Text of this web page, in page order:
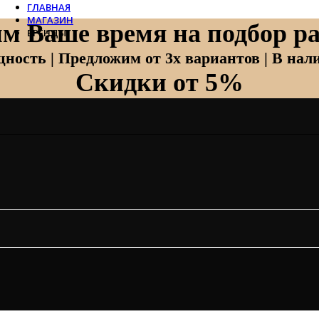
Ваше время на подбор
| Предложим от 3х вариантов | В
Скидки от 5%
ГЛАВНАЯ
МАГАЗИН
БРЕНДЫ
Zehnder
Zehnder Charleston
Loten
Mitsubishi Electric
Systemair